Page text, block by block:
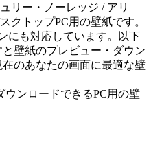
リー・ノーレッジ / アリ
クトップPC用の壁紙です。
にも対応しています。以下
壁紙のプレビュー・ダウン
のあなたの画面に最適な壁
ンロードできるPC用の壁